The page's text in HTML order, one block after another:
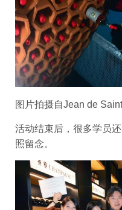
图片拍摄自Jean de
活动结束后，很多学员
照留念。